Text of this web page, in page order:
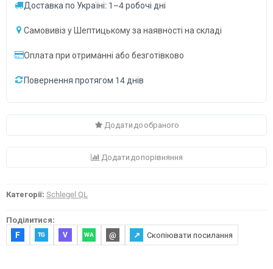
Доставка по Україні: 1–4 робочі дні
Самовивіз у Шептицькому за наявності на складі
Оплата при отриманні або безготівково
Повернення протягом 14 днів
Додати до обраного
Додати до порівняння
Категорії: Schlegel QL
Поділитися:
F TG V WA @ ↗ Скопіювати посилання